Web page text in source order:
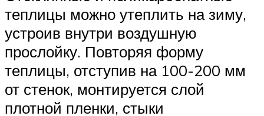
теплицы можно утеплить на зиму,
устроив внутри воздушную
прослойку. Повторяя форму
теплицы, отступив на 100-200 мм
от стенок, монтируется слой
плотной пленки, стыки